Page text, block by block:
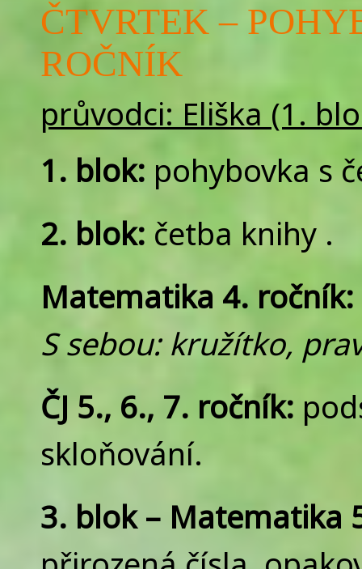
ČTVRTEK –
ROČNÍK
průvodci: Eliška (1.
1. blok: pohybovka s
2. blok: četba knihy .
Matematika 4. ročník:
S sebou: kružítko,
ČJ 5., 6., 7. ročník:
skloňování.
3. blok – Matematika